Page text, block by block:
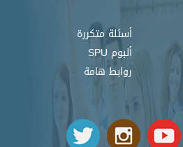
أسئلة متكررة
ألبوم SPU
روابط هامة